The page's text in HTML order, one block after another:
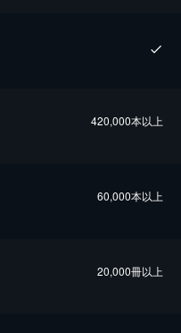
420,000本以上
60,000本以上
20,000冊以上